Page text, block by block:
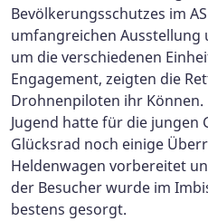
Bevölkerungsschutzes im
umfangreichen
um die verschiedenen
Engagement, zeigten die
Drohnenpiloten ihr
Jugend hatte für die jungen
Glücksrad noch einige
Heldenwagen vorbereitet
der Besucher wurde im
bestens gesorgt.